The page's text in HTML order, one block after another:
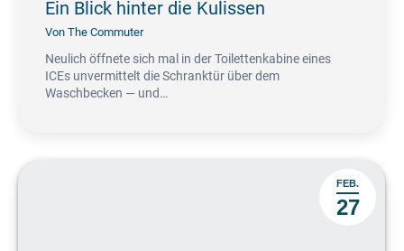
Ein Blick hinter die Kulissen
Von The Commuter
Neulich öffnete sich mal in der Toilettenkabine eines
ICEs unvermittelt die Schranktür über dem
Waschbecken — und…
FEB.
27